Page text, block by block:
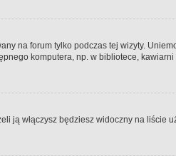
na forum tylko podczas tej wizyty.
komputera, np. w bibliotece,
ją włączysz będziesz widoczny na